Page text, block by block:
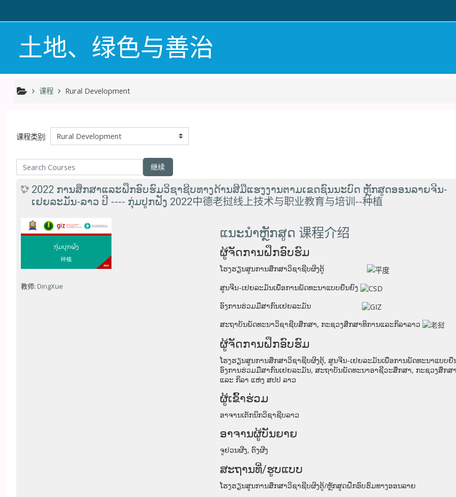
土地、绿色与善治
课程 Rural Development
课程类别:
Courses 继续
2022 ການສຶກສາແລະຝຶກອົບຮົມວິຊາຊີບທາງດ້ານສີມືແຮງງານຕາມເຂດຊົນນະບົດ ຫຼັກສູດອອນລາຍຈີນ-
ເຢຍລະມັນ-ລາວ ປີ ---- ກຸ່ມປູກຝັງ 2022中德老挝线上技术与职业教育与培训--种植
ແນະນໍາຫຼັກສູດ 课程介绍
ຜູ້ຈັດການຝຶກອົບຮົມ
ໂຮງຮຽນສູນການສຶກສາວິຊາຊີບຜິງຕູ້
ສູນຈີນ-ເຢຍລະມັນເພື່ອການພັດທະນາແບບຍືນຍົງ
ອົງການຮ່ວມມືສາກົນເຢຍລະມັນ
ສະຖາບັນພັດທະນາວິຊາຊີບສຶກສາ, ກະຊວງສຶກສາທິການແລະກິລາລາວ
ຜູ້ຈັດການຝຶກອົບຮົມ
ໂຮງຮຽນສູນການສຶກສາວິຊາຊີບຜິງຕຸ້, ສູນຈີນ-ເຢຍລະມັນເພື່ອການພັດທະນາແບບຍື
ອົງການຮ່ວມມືສາກົນເຢຍລະມັນ, ສະຖາບັນພັດທະນາອາຊີວະສຶກສາ, ກະຊວງສຶກສ
ແລະ ກິລາ ແຫ່ງ ສປປ ລາວ
ຜູ້ເຂົ້າຮ່ວມ
ອາຈານເຕັກນິກວິຊາຊີບລາວ
ອາຈານຜູ້ບັນຍາຍ
ຈູຢວນຜີງ, ຕົງຜີງ
ສະຖານທີ່/ຮູບແບບ
ໂຮງຮຽນສູນການສຶກສາວິຊາຊີບຜິງຕູ້/ຫຼັກສູດຝຶກອົບຮົມທາງອອນລາຍ
教师: DingXue